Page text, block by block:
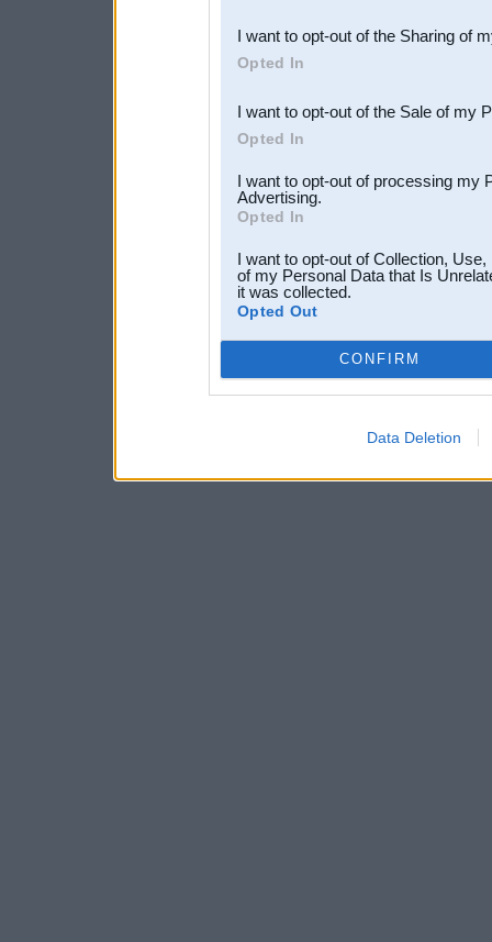
Downstream Participants
third parties.
I want to opt-out of the Sharing of
Opted In
I want to opt-out of the Sale of my
Opted In
I want to opt-out of processing my
Advertising.
Opted In
I want to opt-out of Collection,
of my Personal Data that Is
it was collected.
Opted Out
CONFIRM
Data Deletion